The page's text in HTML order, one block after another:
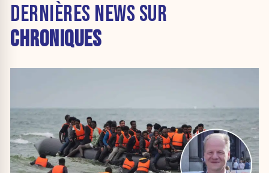
DERNIÈRES NEWS SUR
CHRONIQUES